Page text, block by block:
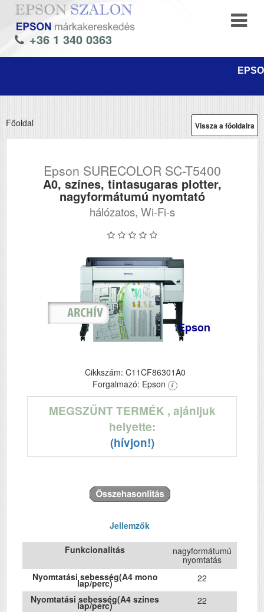
+36 1 340 0363
Vissza a főoldalra
Főoldal
Epson SURECOLOR SC-T5400
A0, színes, tintasugaras plotter,
nagyformátumú nyomtató
hálózatos, Wi-Fi-s
Epson
Cikkszám: C11CF86301A0
Forgalmazó: Epson
MEGSZŰNT TERMÉK , ajánljuk
helyette:
(hívjon!)
Jellemzők
Funkcionalitás nagyformátumú
nyomtatás
Nyomtatási sebesség(A4 mono
lap/perc)
22
Nyomtatási sebesség(A4 szines
lap/perc)
22